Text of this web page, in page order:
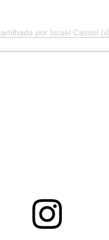
por Israel Cassol